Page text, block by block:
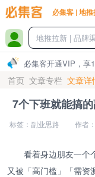
必集客 | 地
必集客开通VIP，享
首页 文章专栏 文章详
7个下班就能搞
标签：副业思路 作者
看着身边朋友一个
又被「高门槛」「需资